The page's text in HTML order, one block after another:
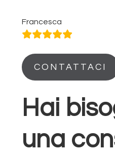
Francesca
CONTATTACI
Hai
una